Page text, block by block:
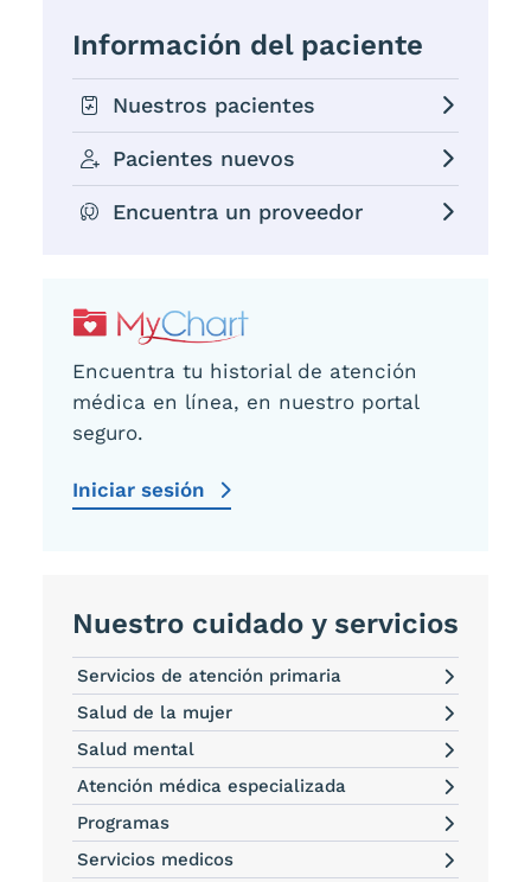
Información del paciente
Nuestros pacientes
Pacientes nuevos
Encuentra un proveedor
Encuentra tu historial de atención
médica en línea, en nuestro portal
seguro.
Iniciar sesión
Nuestro cuidado y servicios
Servicios de atención primaria
Salud de la mujer
Salud mental
Atención médica especializada
Programas
Servicios medicos